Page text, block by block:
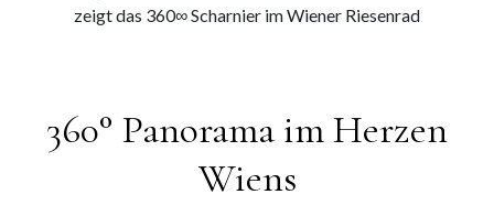
zeigt das 360∞ Scharnier im Wiener Riesenrad
360° Panorama im Herzen
Wiens